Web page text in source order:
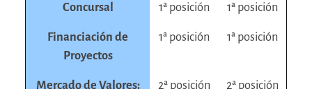
Concursal 1ª posición 1ª posición
Financiación de
Proyectos
1ª posición 1ª posición
Mercado de Valores:
2ª posición 2ª posición